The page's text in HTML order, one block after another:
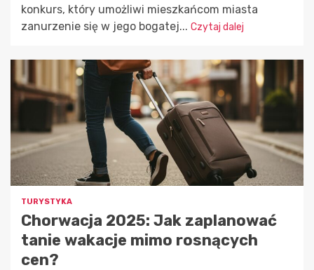
konkurs, który umożliwi mieszkańcom miasta
zanurzenie się w jego bogatej... Czytaj dalej
TURYSTYKA
Chorwacja 2025: Jak zaplanować
tanie wakacje mimo rosnących
cen?